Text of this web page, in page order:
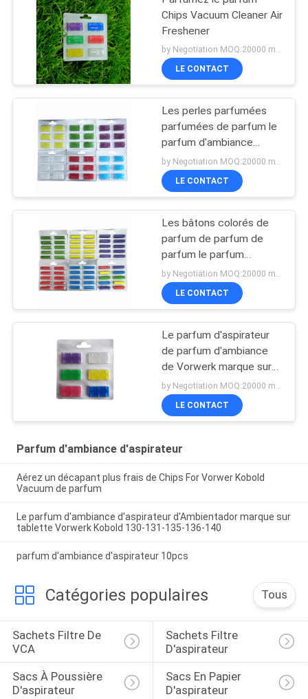
Chips Vacuum Cleaner Air
Freshener
by Negotiation MOQ:20000 morceaux/morceaux
LE CONTACT
Les perles parfumées
parfumées de parfum le
parfum d'ambiance
d'aspirateur
by Negotiation MOQ:20000 morceaux/morceaux
LE CONTACT
Les bâtons colorés de
parfum de parfum de
parfum le parfum
d'ambiance d'aspirateur
LE CONTACT
Le parfum d'aspirateur
de parfum d'ambiance
de Vorwerk marque sur
tablette Chip Stick
LE CONTACT
Parfum d'ambiance d'aspirateur
Aérez un décapant plus frais de Chips For Vorwer Kobold
Vacuum de parfum
Le parfum d'ambiance d'aspirateur d'Ambientador marque sur
tablette Vorwerk Kobold 130-131-135-136-140
parfum d'ambiance d'aspirateur 10pcs
Catégories populaires Tous
Sachets Filtre De
VCA
Sachets Filtre
D'aspirateur
Sacs À Poussière
D'aspirateur
Sacs En Papier
D'aspirateur